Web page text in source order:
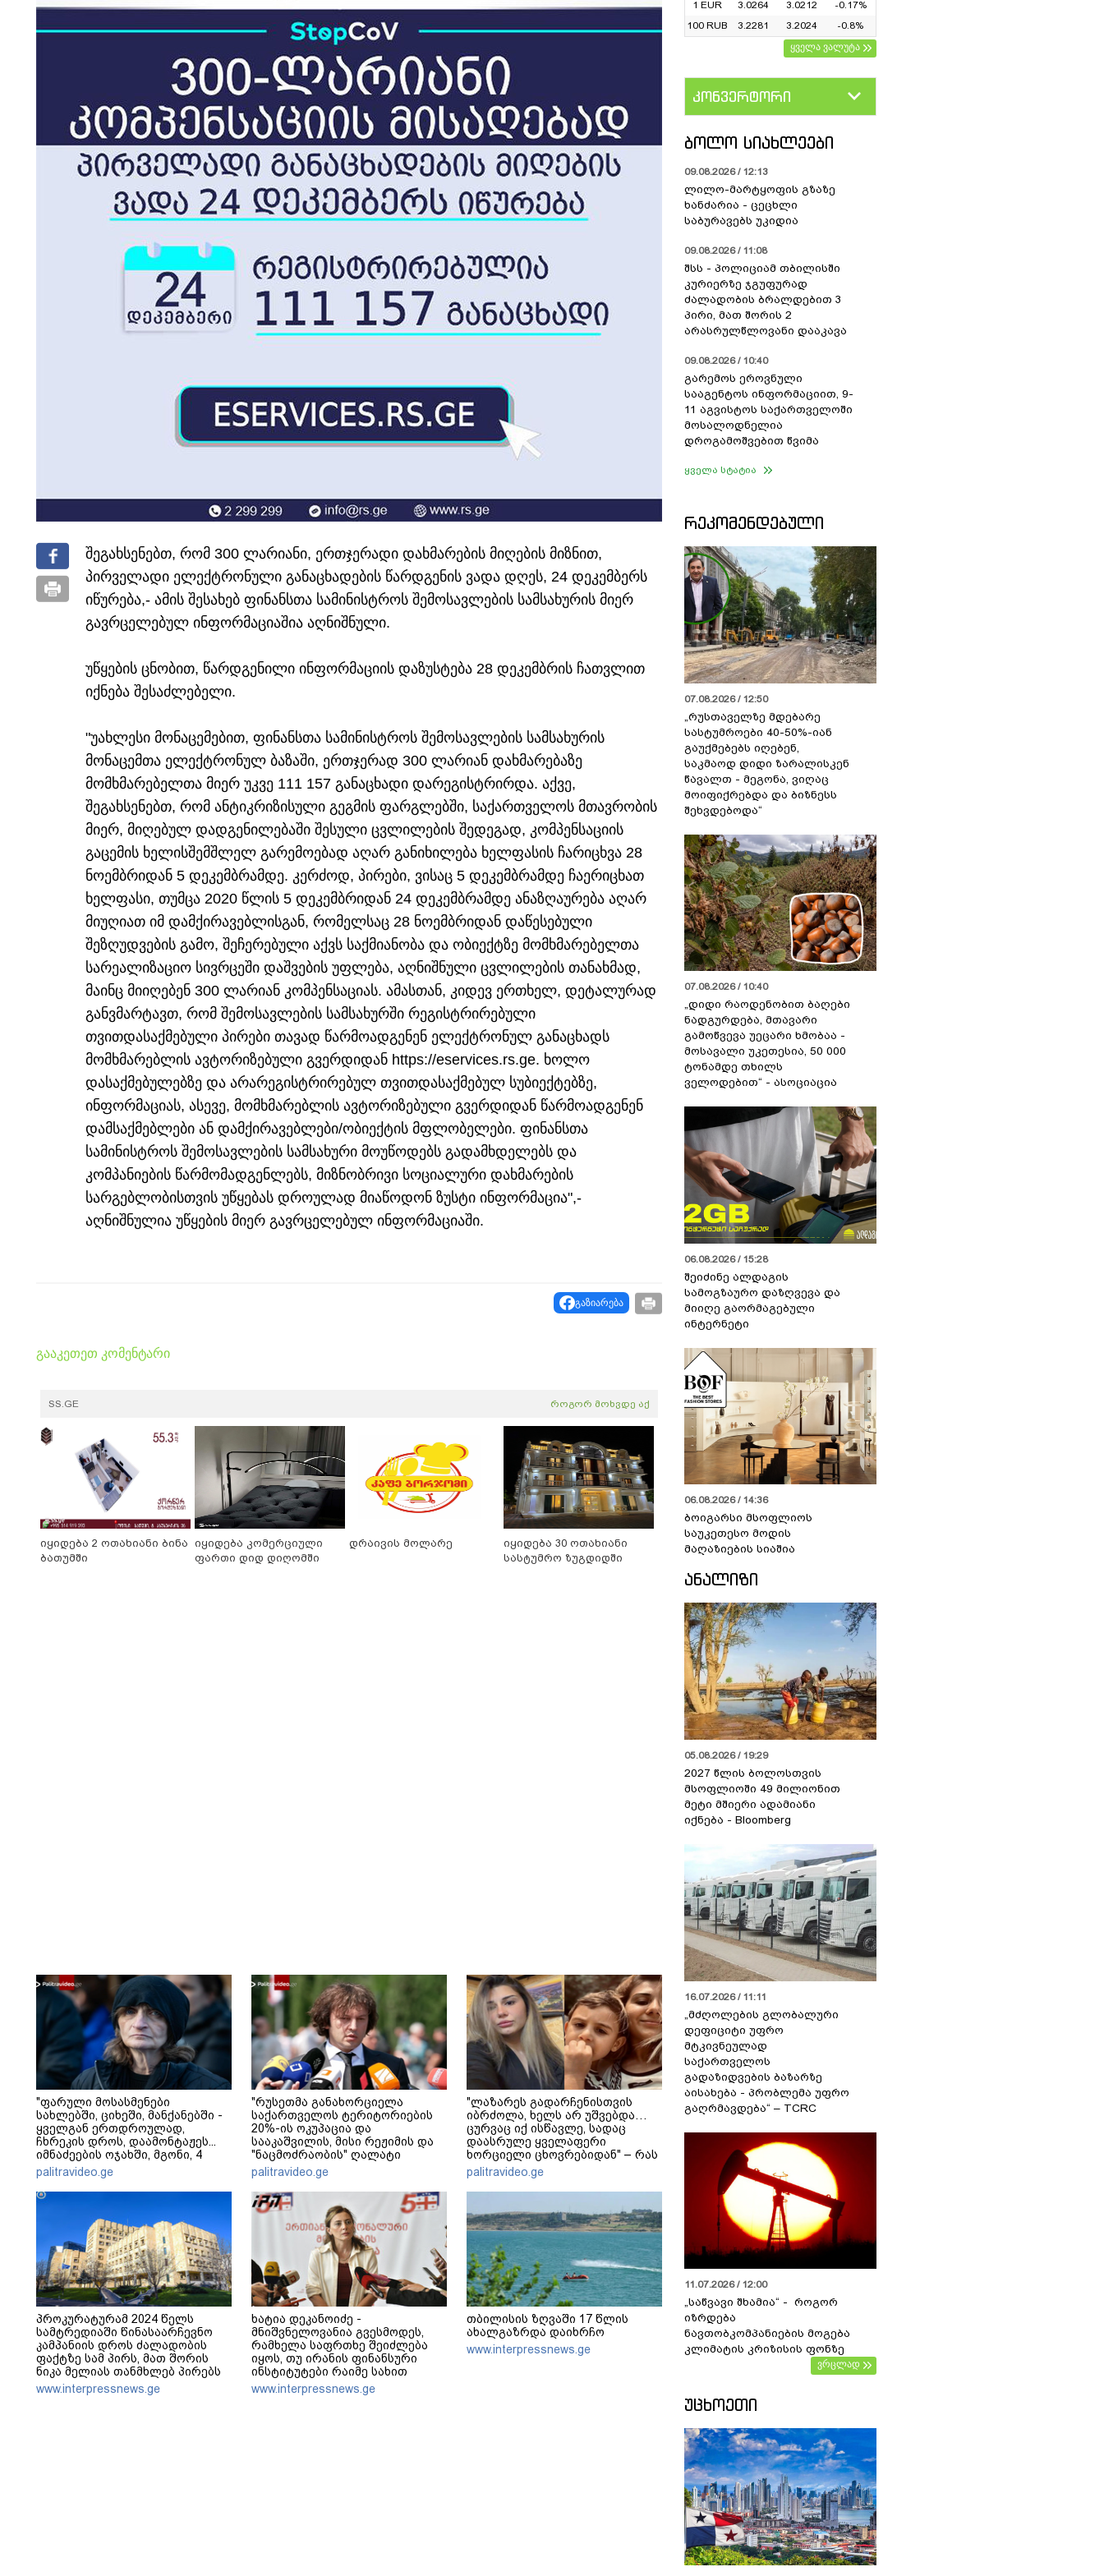
შეგახსენებთ, რომ 300 ლარიანი, ერთჯერადი დახმარების მიღების მიზნით,
პირველადი ელექტრონული განაცხადების წარდგენის ვადა დღეს, 24 დეკემბერს
იწურება,- ამის შესახებ ფინანსთა სამინისტროს შემოსავლების სამსახურის მიერ
გავრცელებულ ინფორმაციაშია აღნიშნული.
უწყების ცნობით, წარდგენილი ინფორმაციის დაზუსტება 28 დეკემბრის ჩათვლით
იქნება შესაძლებელი.
"უახლესი მონაცემებით, ფინანსთა სამინისტროს შემოსავლების სამსახურის
მონაცემთა ელექტრონულ ბაზაში, ერთჯერად 300 ლარიან დახმარებაზე
მომხმარებელთა მიერ უკვე 111 157 განაცხადი დარეგისტრირდა. აქვე,
შეგახსენებთ, რომ ანტიკრიზისული გეგმის ფარგლებში, საქართველოს მთავრობის
მიერ, მიღებულ დადგენილებაში შესული ცვლილების შედეგად, კომპენსაციის
გაცემის ხელისშემშლელ გარემოებად აღარ განიხილება ხელფასის ჩარიცხვა 28
ნოემბრიდან 5 დეკემბრამდე. კერძოდ, პირები, ვისაც 5 დეკემბრამდე ჩაერიცხათ
ხელფასი, თუმცა 2020 წლის 5 დეკემბრიდან 24 დეკემბრამდე ანაზღაურება აღარ
მიუღიათ იმ დამქირავებლისგან, რომელსაც 28 ნოემბრიდან დაწესებული
შეზღუდვების გამო, შეჩერებული აქვს საქმიანობა და ობიექტზე მომხმარებელთა
სარეალიზაციო სივრცეში დაშვების უფლება, აღნიშნული ცვლილების თანახმად,
მაინც მიიღებენ 300 ლარიან კომპენსაციას. ამასთან, კიდევ ერთხელ, დეტალურად
განვმარტავთ, რომ შემოსავლების სამსახურში რეგისტრირებული
თვითდასაქმებული პირები თავად წარმოადგენენ ელექტრონულ განაცხადს
მომხმარებლის ავტორიზებული გვერდიდან https://eservices.rs.ge. ხოლო
დასაქმებულებზე და არარეგისტრირებულ თვითდასაქმებულ სუბიექტებზე,
ინფორმაციას, ასევე, მომხმარებლის ავტორიზებული გვერდიდან წარმოადგენენ
დამსაქმებლები ან დამქირავებლები/ობიექტის მფლობელები. ფინანსთა
სამინისტროს შემოსავლების სამსახური მოუწოდებს გადამხდელებს და
კომპანიების წარმომადგენლებს, მიზნობრივი სოციალური დახმარების
სარგებლობისთვის უწყებას დროულად მიაწოდონ ზუსტი ინფორმაცია",-
აღნიშნულია უწყების მიერ გავრცელებულ ინფორმაციაში.
გაზიარება
გააკეთეთ კომენტარი
SS.GE როგორ მოხვდე აქ
იყიდება 2 ოთახიანი ბინა
ბათუმში
იყიდება კომერციული
ფართი დიდ დიღომში
დრაივის მოლარე
იყიდება 30 ოთახიანი
სასტუმრო ზუგდიდში
"ფარული მოსასმენები
სახლებში, ციხეში, მანქანებში -
ყველგან ერთდროულად,
ჩხრეკის დროს, დაამონტაჟეს...
იმნაძეების ოჯახში, მგონი, 4
მოსასმენი იყო..." - ეკა კუპატაძე
palitravideo.ge
"რუსეთმა განახორციელა
საქართველოს ტერიტორიების
20%-ის ოკუპაცია და
სააკაშვილის, მისი რეჟიმის და
"ნაცმოძრაობის" ღალატი
ვერანაირად ვერ გადაფარავს
ამ დანაშაულს" - ირაკლი
კობახიძე
palitravideo.ge
"ლაზარეს გადარჩენისთვის
იბრძოლა, ხელს არ უშვებდა…
ცურვაც იქ ისწავლე, სადაც
დაასრულე ყველაფერი
ხორციელი ცხოვრებიდან" – რას
წერს ხობში დაღუპული დედა-
შვილის ახლობელი?
palitravideo.ge
პროკურატურამ 2024 წელს
სამტრედიაში წინასაარჩევნო
კამპანიის დროს ძალადობის
ფაქტზე სამ პირს, მათ შორის
ნიკა მელიას თანმხლებ პირებს
ბრალდება წარუდგინა
www.interpressnews.ge
ხატია დეკანოიძე -
მნიშვნელოვანია გვესმოდეს,
რამხელა საფრთხე შეიძლება
იყოს, თუ ირანის ფინანსური
ინსტიტუტები რაიმე სახით
აძლიერებს ივანიშვილის
ანტიეროვნული ხელისუფლების
www.interpressnews.ge
თბილისის ზღვაში 17 წლის
ახალგაზრდა დაიხრჩო
www.interpressnews.ge
1 EUR
3.0264 3.0212
-0.17%
100 RUB
3.2281 3.2024
-0.8%
ყველა ვალუტა
კონვერტორი
ᲑᲝᲚᲝ ᲡᲘᲐᲮᲚᲔᲔᲑᲘ
09.08.2026 / 12:13
ლილო-მარტყოფის გზაზე
ხანძარია - ცეცხლი
საბურავებს უკიდია
09.08.2026 / 11:08
შსს - პოლიციამ თბილისში
კურიერზე ჯგუფურად
ძალადობის ბრალდებით 3
პირი, მათ შორის 2
არასრულწლოვანი დააკავა
09.08.2026 / 10:40
გარემოს ეროვნული
სააგენტოს ინფორმაციით, 9-
11 აგვისტოს საქართველოში
მოსალოდნელია
დროგამოშვებით წვიმა
ყველა სტატია
ᲠᲔᲙᲝᲛᲔᲜᲓᲔᲑᲣᲚᲘ
07.08.2026 / 12:50
„რუსთაველზე მდებარე
სასტუმროები 40-50%-იან
გაუქმებებს იღებენ,
საკმაოდ დიდი ზარალისკენ
წავალთ - მეგონა, ვიღაც
მოიფიქრებდა და ბიზნესს
შეხვდებოდა“
07.08.2026 / 10:40
„დიდი რაოდენობით ბაღები
ნადგურდება, მთავარი
გამოწვევა უეცარი ხმობაა -
მოსავალი უკეთესია, 50 000
ტონამდე თხილს
ველოდებით“ - ასოციაცია
06.08.2026 / 15:28
შეიძინე ალდაგის
სამოგზაურო დაზღვევა და
მიიღე გაორმაგებული
ინტერნეტი
06.08.2026 / 14:36
ბოიგარსი მსოფლიოს
საუკეთესო მოდის
მაღაზიების სიაშია
ᲐᲜᲐᲚᲘᲖᲘ
05.08.2026 / 19:29
2027 წლის ბოლოსთვის
მსოფლიოში 49 მილიონით
მეტი მშიერი ადამიანი
იქნება - Bloomberg
16.07.2026 / 11:11
„მძღოლების გლობალური
დეფიციტი უფრო
მტკივნეულად
საქართველოს
გადაზიდვების ბაზარზე
აისახება - პრობლემა უფრო
გაღრმავდება“ – TCRC
11.07.2026 / 12:00
„საწვავი შხამია“ - როგორ
იზრდება
ნავთობკომპანიების მოგება
კლიმატის კრიზისის ფონზე
ვრცლად
ᲣᲪᲮᲝᲔᲗᲘ